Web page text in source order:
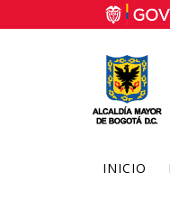
INICIO